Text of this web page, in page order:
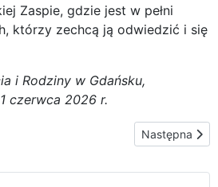
Zaspie, gdzie jest w pełni
którzy zechcą ją odwiedzić i się
i Rodziny w Gdańsku,
czerwca 2026 r.
Następna
Następna